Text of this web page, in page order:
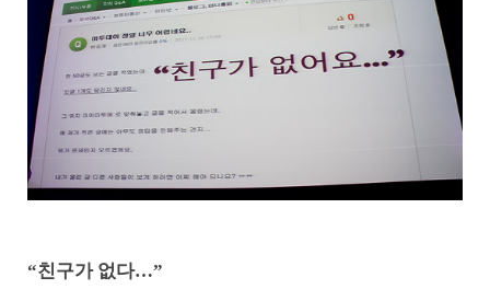
“친구가 없다…”